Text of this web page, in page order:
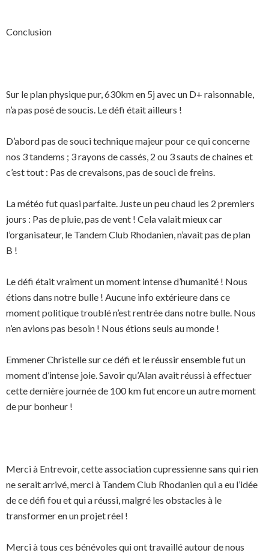
Conclusion
Sur le plan physique pur, 630km en 5j avec un D+ raisonnable,
n’a pas posé de soucis. Le défi était ailleurs !
D’abord pas de souci technique majeur pour ce qui concerne
nos 3 tandems ; 3 rayons de cassés, 2 ou 3 sauts de chaines et
c’est tout : Pas de crevaisons, pas de souci de freins.
La météo fut quasi parfaite. Juste un peu chaud les 2 premiers
jours : Pas de pluie, pas de vent ! Cela valait mieux car
l’organisateur, le Tandem Club Rhodanien, n’avait pas de plan
B !
Le défi était vraiment un moment intense d’humanité ! Nous
étions dans notre bulle ! Aucune info extérieure dans ce
moment politique troublé n’est rentrée dans notre bulle. Nous
n’en avions pas besoin ! Nous étions seuls au monde !
Emmener Christelle sur ce défi et le réussir ensemble fut un
moment d’intense joie. Savoir qu’Alan avait réussi à effectuer
cette dernière journée de 100 km fut encore un autre moment
de pur bonheur !
Merci à Entrevoir, cette association cupressienne sans qui rien
ne serait arrivé, merci à Tandem Club Rhodanien qui a eu l’idée
de ce défi fou et qui a réussi, malgré les obstacles à le
transformer en un projet réel !
Merci à tous ces bénévoles qui ont travaillé autour de nous